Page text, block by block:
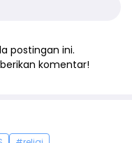
postingan ini.
komentar!